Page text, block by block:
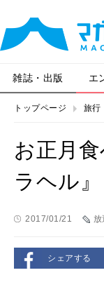
雑誌・出版 エ
トップページ 旅行
お正月
ラヘル』
2017/01/21 放
シェアする